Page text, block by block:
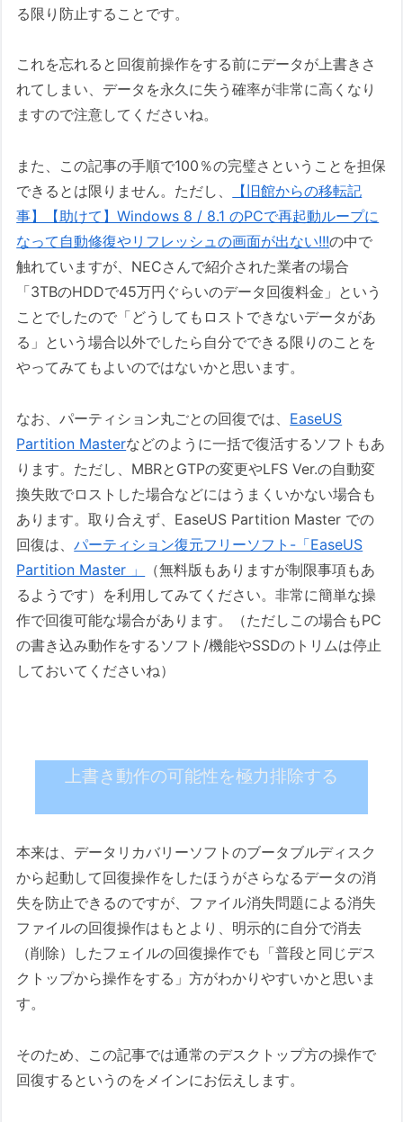
る限り防止することです。
これを忘れると回復前操作をする前にデータが上書きさ
れてしまい、データを永久に失う確率が非常に高くなり
ますので注意してくださいね。
また、この記事の手順で100％の完璧さということを担保
できるとは限りません。ただし、
【旧館からの移転記
事】【助けて】Windows 8 / 8.1 のPCで再起動ループに
なって自動修復やリフレッシュの画面が出ない!!!の中で
触れていますが、NECさんで紹介された業者の場合
「3TBのHDDで45万円ぐらいのデータ回復料金」という
ことでしたので「どうしてもロストできないデータがあ
る」という場合以外でしたら自分でできる限りのことを
やってみてもよいのではないかと思います。
なお、パーティション丸ごとの回復では、 EaseUS
Partition Masterなどのように一括で復活するソフトもあ
ります。ただし、MBRとGTPの変更やLFS Ver.の自動変
換失敗でロストした場合などにはうまくいかない場合も
あります。取り合えず、EaseUS Partition Master での
回復は、パーティション復元フリーソフト-「EaseUS
Partition Master 」
（無料版もありますが制限事項もあ
るようです）を利用してみてください。非常に簡単な操
作で回復可能な場合があります。（ただしこの場合もPC
の書き込み動作をするソフト/機能やSSDのトリムは停止
しておいてくださいね）
上書き動作の可能性を極力排除する
本来は、データリカバリーソフトのブータブルディスク
から起動して回復操作をしたほうがさらなるデータの消
失を防止できるのですが、ファイル消失問題による消失
ファイルの回復操作はもとより、明示的に自分で消去
（削除）したフェイルの回復操作でも「普段と同じデス
クトップから操作をする」方がわかりやすいかと思いま
す。
そのため、この記事では通常のデスクトップ方の操作で
回復するというのをメインにお伝えします。